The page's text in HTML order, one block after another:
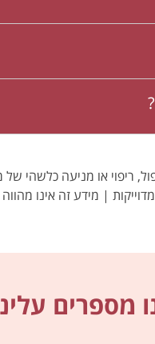
ריפוי או מניעה כלשהי
| מידע זה אינו
מספרים